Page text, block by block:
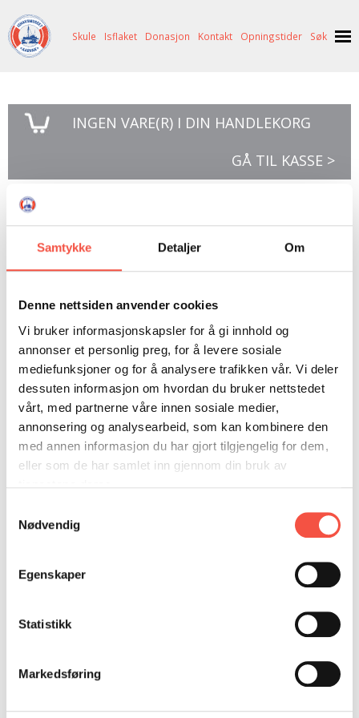
Samtykke Detaljer Om
Denne nettsiden anvender cookies
Vi bruker informasjonskapsler for å gi innhold og
annonser et personlig preg, for å levere sosiale
mediefunksjoner og for å analysere trafikken vår. Vi deler
dessuten informasjon om hvordan du bruker nettstedet
vårt, med partnerne våre innen sosiale medier,
annonsering og analysearbeid, som kan kombinere den
med annen informasjon du har gjort tilgjengelig for dem,
eller som de har samlet inn gjennom din bruk av
Nødvendig
Egenskaper
Statistikk
Markedsføring
OM OSS
BILDE FRÅ MUSEET
UTSTILLINGAR
ISHAVSSKUTA AARVAK
OVERVINTRINGSFANGST PÅ NORDAUST-GRØNLAND
RAGNAR THORSETH – LEVD LIV
SVART GULL I BRANDAL CITY
ARRANGEMENT
UTLEIGE
HISTORIKK
ISHAVSMUSEETS VENNER
PERSONVERNERKLÆRING
FORTELLINGAR
SVALBARD
NORDØST-GRØNLAND
SELFANGST
PETER S. BRANDAL
BILDEGALLERI
NETTBUTIKK
SKUTEKATALOG
ARRANGEMENT
UTLEIGE
SKULE
SKULEBESØK
ISHAVSQUIZ
FORTELLINGAR
ISFLAKET
KONTAKT
OPNINGSTIDER
Skule Isflaket Donasjon Kontakt Opningstider Søk
INGEN VARE(R) I DIN HANDLEKORG
GÅ TIL KASSE >
Svalbard
Svalbard
Spitsbergen
Årstider
Av Torfinn Kjærnet og Ian Gjertz
1994